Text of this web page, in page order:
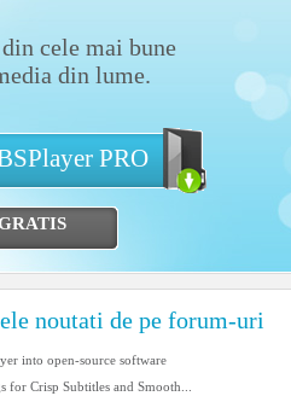
cele mai bune
din lume.
PRO
noutati de pe forum-uri
into open-source software
for Crisp Subtitles and Smooth...